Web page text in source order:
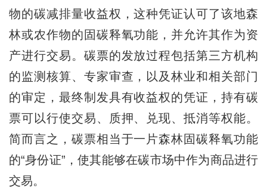
物的碳减排量收益权，这种凭证认可了该地森
林或农作物的固碳释氧功能，并允许其作为资
产进行交易。碳票的发放过程包括第三方机构
的监测核算、专家审查，以及林业和相关部门
的审定，最终制发具有收益权的凭证，持有碳
票可以行使交易、质押、兑现、抵消等权能。
简而言之，碳票相当于一片森林固碳释氧功能
的“身份证”，使其能够在碳市场中作为商品进行
交易。